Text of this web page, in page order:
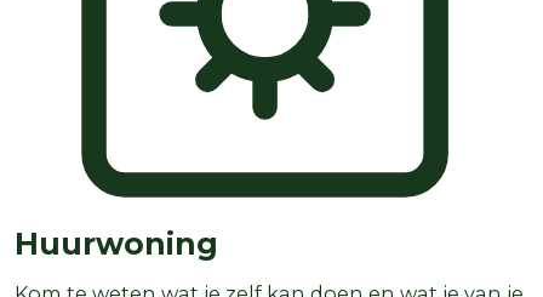
Huurwoning